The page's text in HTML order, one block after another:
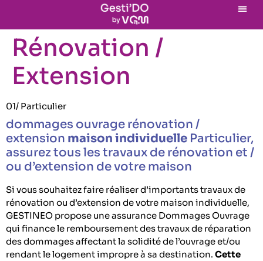
Rénovation /
Extension
01/ Particulier
dommages ouvrage rénovation /
extension maison individuelle Particulier,
assurez tous les travaux de rénovation et /
ou d’extension de votre maison
Si vous souhaitez faire réaliser d’importants travaux de
rénovation ou d’extension de votre maison individuelle,
GESTINEO propose une assurance Dommages Ouvrage
qui finance le remboursement des travaux de réparation
des dommages affectant la solidité de l’ouvrage et/ou
rendant le logement impropre à sa destination. Cette